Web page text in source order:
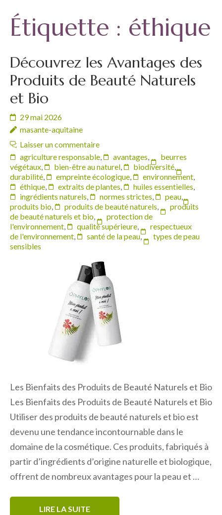
Étiquette : éthique
Découvrez les Avantages des
Produits de Beauté Naturels
et Bio
29 mai 2026
masante-aquitaine
Laisser un commentaire
agriculture responsable, avantages,
beurres
végétaux, bien-être au naturel, biodiversité,
durabilité, empreinte écologique, environnement,
éthique, extraits de plantes, huiles essentielles,
ingrédients naturels, normes strictes, peau,
produits bio, produits de beauté naturels,
produits
de beauté naturels et bio,
protection de
l'environnement, qualité supérieure,
respectueux
de l'environnement, santé de la peau,
types de peau
sensibles
Les Bienfaits des Produits de Beauté Naturels et Bio
Les Bienfaits des Produits de Beauté Naturels et Bio
Utiliser des produits de beauté naturels et bio est
devenu une tendance incontournable dans le
domaine de la cosmétique. Ces produits, fabriqués à
partir d’ingrédients d’origine naturelle et biologique,
offrent de nombreux avantages pour la peau et …
LIRE LA SUITE